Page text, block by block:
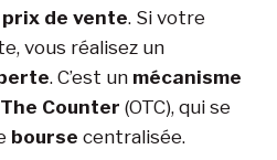
prix de vente. Si votre
vous réalisez un
. C’est un mécanisme
Counter (OTC), qui se
bourse centralisée.